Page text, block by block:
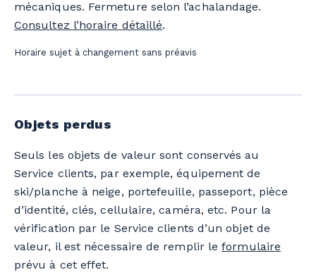
mécaniques. Fermeture selon l’achalandage.
Consultez l’horaire détaillé.
Horaire sujet à changement sans préavis
Objets perdus
Seuls les objets de valeur sont conservés au
Service clients, par exemple, équipement de
ski/planche à neige, portefeuille, passeport, pièce
d’identité, clés, cellulaire, caméra, etc. Pour la
vérification par le Service clients d’un objet de
valeur, il est nécessaire de remplir leformulaire
prévu à cet effet.